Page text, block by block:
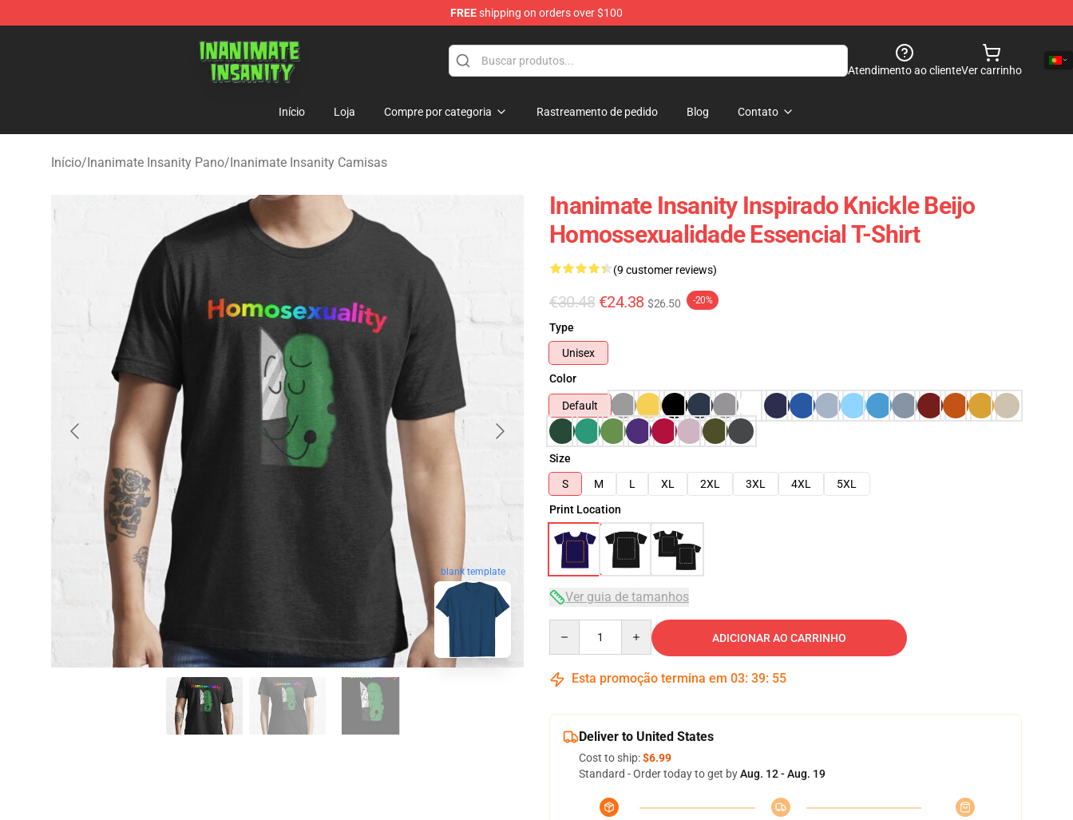
FREEshipping on orders over $100
Inanimate Insanity Store - Official Inanimate Insanity Merchandise Shop
Atendimento ao clienteVer carrinho
Início Loja Compre por categoria Rastreamento de pedido Blog Contato
Início/Inanimate Insanity Pano/Inanimate Insanity Camisas
blank template
Inanimate Insanity Inspirado Knickle Beijo
Homossexualidade Essencial T-Shirt
(9 customer reviews)
€30.48 €24.38 $26.50 -20%
Type
Unisex
Color
Default
Size
S
M L XL 2XL 3XL 4XL
5XL
Print Location
Ver guia de tamanhos
ADICIONAR AO CARRINHO
Esta promoção termina em 03: 39: 54
Deliver to United States
Cost to ship:$6.99
Standard - Order today to get byAug. 12 - Aug. 19